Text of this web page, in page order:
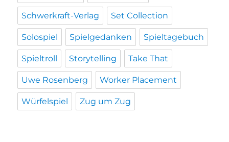
Schwerkraft-Verlag Set Collection
Solospiel Spielgedanken Spieltagebuch
Spieltroll Storytelling Take That
Uwe Rosenberg Worker Placement
Würfelspiel Zug um Zug